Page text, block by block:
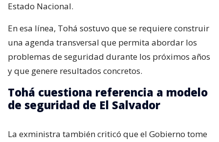
Estado Nacional.
En esa línea, Tohá sostuvo que se requiere construir
una agenda transversal que permita abordar los
problemas de seguridad durante los próximos años
y que genere resultados concretos.
Tohá cuestiona referencia a modelo
de seguridad de El Salvador
La exministra también criticó que el Gobierno tome